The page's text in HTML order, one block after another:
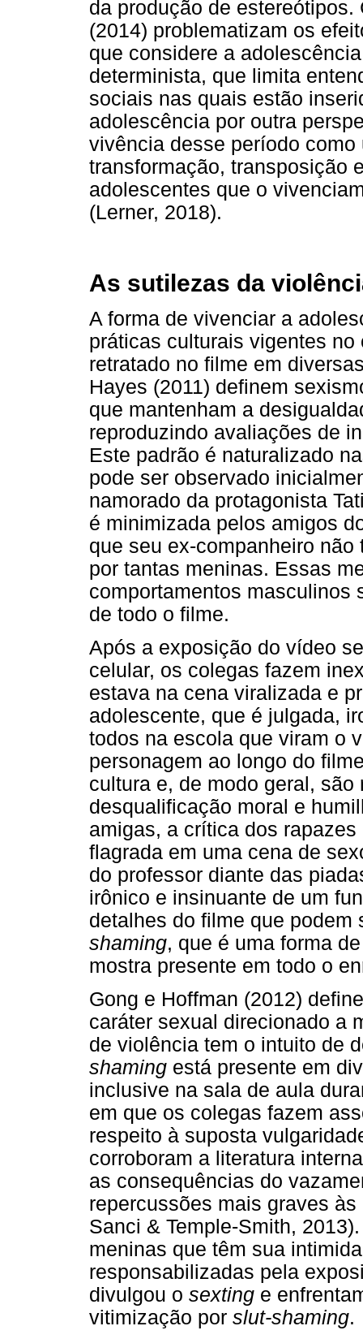
da produção de
(2014) problematizam os
que considere a
determinista, que limita
sociais nas quais estão
adolescência por outra
vivência desse período
transformação, transposição
adolescentes que o
(Lerner, 2018).
As sutilezas da
A forma de vivenciar a
práticas culturais vigentes
retratado no filme em
Hayes (2011) definem
que mantenham a
reproduzindo avaliações de
Este padrão é naturalizado
pode ser observado
namorado da protagonista
é minimizada pelos amigos
que seu ex-companheiro
por tantas meninas. Essas
comportamentos masculinos
de todo o filme.
Após a exposição do vídeo
celular, os colegas fazem
estava na cena viralizada e
adolescente, que é julgada,
todos na escola que viram o
personagem ao longo do
cultura e, de modo geral,
desqualificação moral e
amigas, a crítica dos
flagrada em uma cena de
do professor diante das
irônico e insinuante de um
detalhes do filme que
shaming, que é uma forma
mostra presente em todo o
Gong e Hoffman (2012)
caráter sexual direcionado a
de violência tem o intuito de
shaming está presente em
inclusive na sala de aula
em que os colegas fazem
respeito à suposta
corroboram a literatura
as consequências do
repercussões mais graves
Sanci & Temple-Smith,
meninas que têm sua
responsabilizadas pela
divulgou o sexting e
vitimização por slut-shaming.